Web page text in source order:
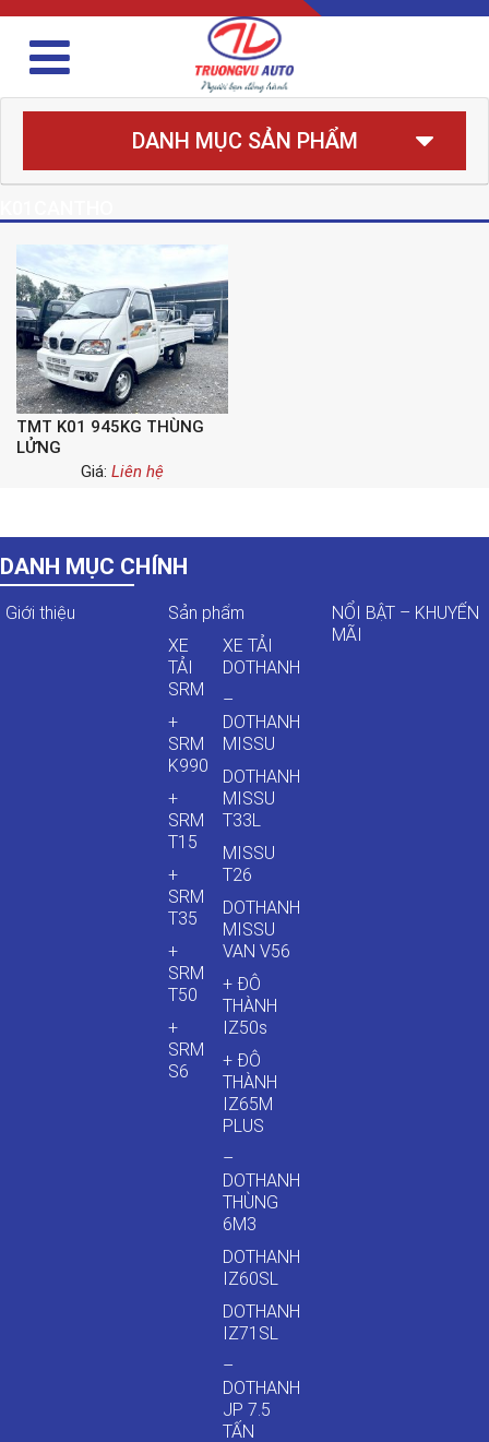
DANH MỤC SẢN PHẨM
TMT K01 945KG THÙNG
LỬNG
Giá: Liên hệ
DANH MỤC CHÍNH
Giới thiệu
Sản phẩm
XE
TẢI
SRM
+
SRM
K990
+
SRM
T15
+
SRM
T35
+
SRM
T50
+
SRM
S6
XE TẢI
DOTHANH
–
DOTHANH
MISSU
DOTHANH
MISSU
T33L
MISSU
T26
DOTHANH
MISSU
VAN V56
+ ĐÔ
THÀNH
IZ50s
+ ĐÔ
THÀNH
IZ65M
PLUS
–
DOTHANH
THÙNG
6M3
DOTHANH
IZ60SL
DOTHANH
IZ71SL
–
DOTHANH
JP 7.5
TẤN
NỔI BẬT – KHUYẾN
MÃI